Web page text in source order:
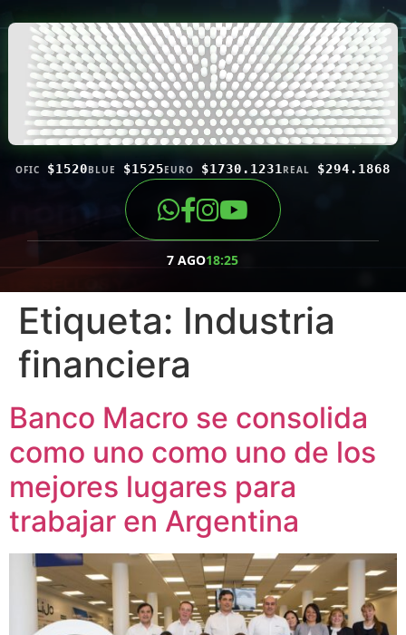
OFIC $1520BLUE $1525EURO $1730.1231 REAL $294.1868
7 AGO18:25
Etiqueta: Industria
financiera
Banco Macro se consolida
como uno como uno de los
mejores lugares para
trabajar en Argentina